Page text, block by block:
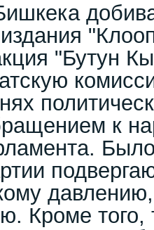
"Бутун
к
Кроме того,